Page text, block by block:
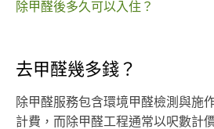
除甲醛後多久可以入住？
去甲醛幾多錢？
除甲醛服務包含環境甲醛檢測與施
計費，而除甲醛工程通常以呎數計